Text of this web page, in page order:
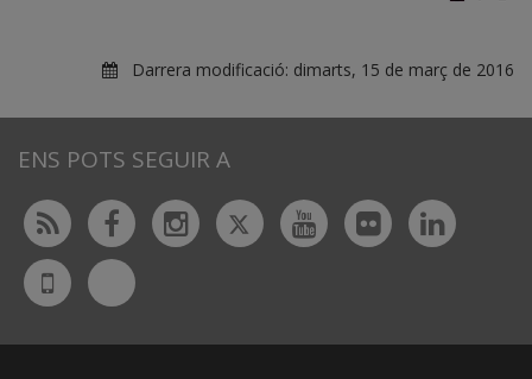
Darrera modificació: dimarts, 15 de març de 2016
ENS POTS SEGUIR A
Rss FacebookInstagram
TwitterYoutubeFlickr
UdL
App
Bluesky